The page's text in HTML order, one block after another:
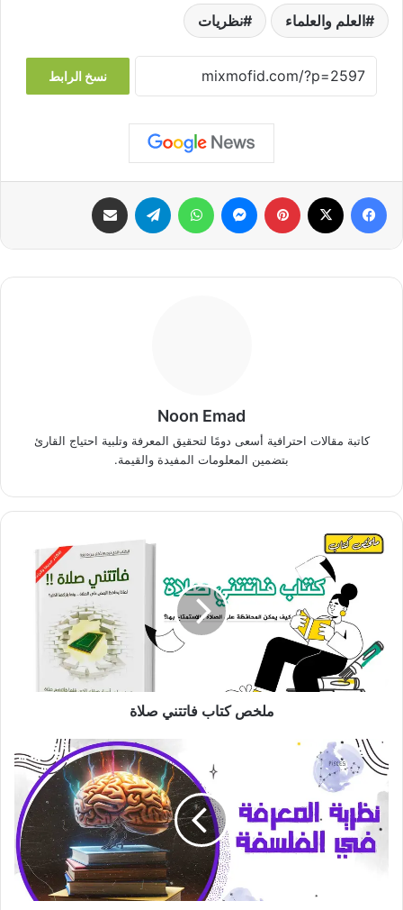
العلم والعلماء نظريات
نسخ الرابط
فيسبوك بينتيريست ماسنجر واتساب تيلقرام
Noon Emad
كاتبة مقالات احترافية أسعى دومًا لتحقيق المعرفة وتلبية احتياج القارئ
بتضمين المعلومات المفيدة والقيمة.
ملخص
كتاب
ملخص كتاب فاتتني صلاة
نظرية
المعرفة
الفلسفة
الحديثة